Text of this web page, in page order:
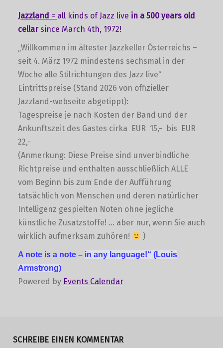
Jazzland = all kinds of Jazz live in a 500 years old
cellarsince March 4th, 1972!
„Willkommen im ältester Jazzkeller Österreichs –
seit 4. März 1972 mindestens sechsmal in der
Woche alle Stilrichtungen des Jazz live“
Eintrittspreise (Stand 2026 von offizieller
Jazzland-webseite abgetippt):
Tagespreise je nach Kosten der Band und der
Ankunftszeit des Gastes cirka EUR 15,- bis EUR
22,-
(Anmerkung: Diese Preise sind unverbindliche
Richtpreise und enthalten ausschließlich ALLE
vom Beginn bis zum Ende der Aufführung
tatsächlich von Menschen und deren natürlicher
Intelligenz gespielten Noten ohne jegliche
künstliche Zusatzstoffe! … aber nur, wenn Sie auch
wirklich aufmerksam zuhören!
)
A note is a note – in any language!“ (Louis
Armstrong)
Powered by Events Calendar
SCHREIBE EINEN KOMMENTAR